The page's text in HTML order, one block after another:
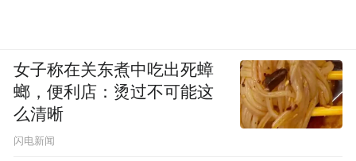
女子称在关东煮中吃出死蟑
螂，便利店：烫过不可能这
么清晰
闪电新闻